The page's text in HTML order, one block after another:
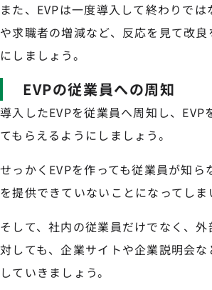
また、EVPは一度導入して終わりで
や求職者の増減など、反応を見て改良
にしましょう。
EVPの従業員への周知
導入したEVPを従業員へ周知し、EVP
てもらえるようにしましょう。
せっかくEVPを作っても従業員が知ら
を提供できていないことになってしま
そして、社内の従業員だけでなく、
対しても、企業サイトや企業説明会
していきましょう。